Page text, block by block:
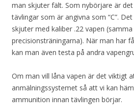
man skjuter fält. Som nybörjare är
tävlingar som är angivna som “C”.
skjuter med kaliber .22 vapen
precisionsträningarna). När man har
kan man även testa på andra
Om man vill låna vapen är det viktigt
anmälningssystemet så att vi kan
ammunition innan tävlingen börjar.